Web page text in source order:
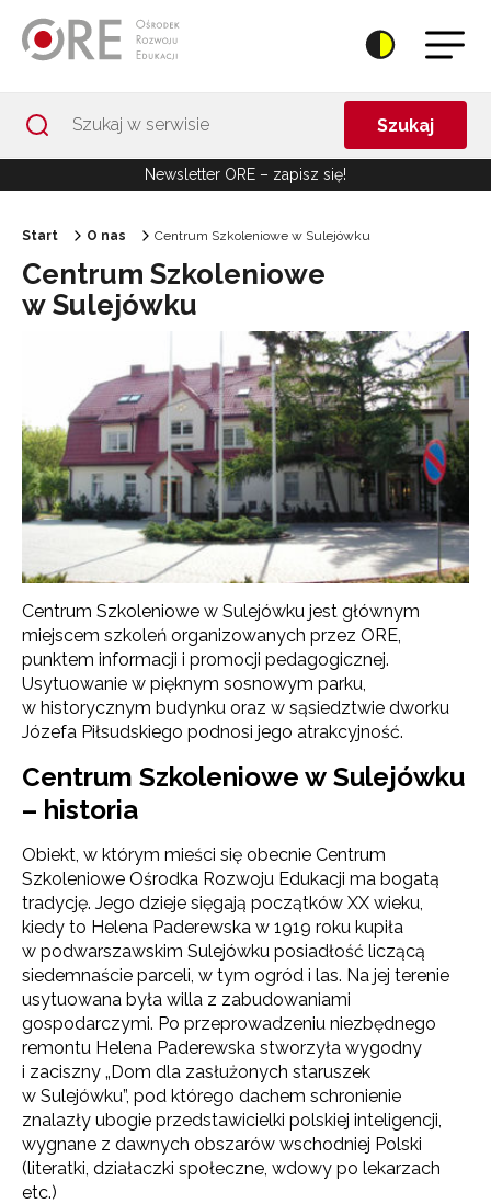
Szukaj
Newsletter ORE – zapisz się!
Start O nas Centrum Szkoleniowe w Sulejówku
Centrum Szkoleniowe
w Sulejówku
Centrum Szkoleniowe w Sulejówku jest głównym
miejscem szkoleń organizowanych przez ORE,
punktem informacji i promocji pedagogicznej.
Usytuowanie w pięknym sosnowym parku,
w historycznym budynku oraz w sąsiedztwie dworku
Józefa Piłsudskiego podnosi jego atrakcyjność.
Centrum Szkoleniowe w Sulejówku
– historia
Obiekt, w którym mieści się obecnie Centrum
Szkoleniowe Ośrodka Rozwoju Edukacji ma bogatą
tradycję. Jego dzieje sięgają początków XX wieku,
kiedy to Helena Paderewska w 1919 roku kupiła
w podwarszawskim Sulejówku posiadłość liczącą
siedemnaście parceli, w tym ogród i las. Na jej terenie
usytuowana była willa z zabudowaniami
gospodarczymi. Po przeprowadzeniu niezbędnego
remontu Helena Paderewska stworzyła wygodny
i zaciszny „Dom dla zasłużonych staruszek
w Sulejówku”, pod którego dachem schronienie
znalazły ubogie przedstawicielki polskiej inteligencji,
wygnane z dawnych obszarów wschodniej Polski
(literatki, działaczki społeczne, wdowy po lekarzach
etc.)